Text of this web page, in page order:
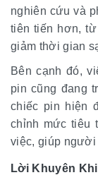
nghiên cứu và
tiên tiến hơn,
giảm thời gian
Bên cạnh đó,
pin cũng đang
chiếc pin hiện
chỉnh mức tiêu
việc, giúp người
Lời Khuyên